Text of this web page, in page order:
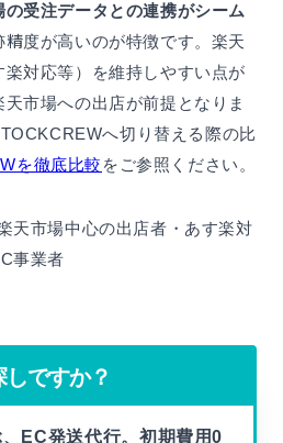
の受注データとの連携がシーム
度が高いのが特徴です。楽天
対応等）を維持しやすい点が
市場への出店が前提となりま
へ切り替える際の比
を徹底比較 をご参照ください。
天市場中心の出店者・あす楽対
事業者
ですか？
EC発送代行。初期費用0